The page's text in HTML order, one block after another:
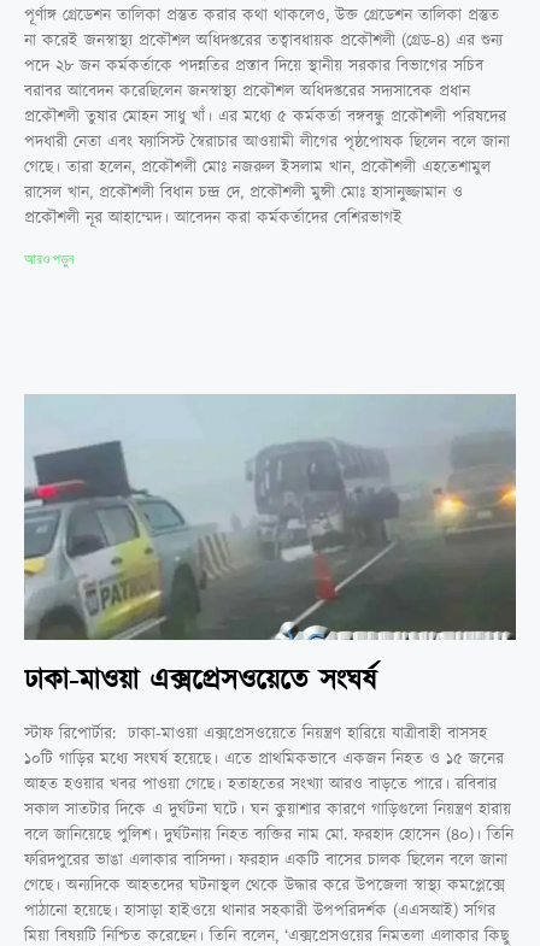
পূর্ণাঙ্গ গ্রেডেশন তালিকা প্রস্তুত করার কথা থাকলেও, উক্ত গ্রেডেশন তালিকা প্রস্তুত
না করেই জনস্বাস্থ্য প্রকৌশল অধিদপ্তরের তত্বাবধায়ক প্রকৌশলী (গ্রেড-৪) এর শুন্য
পদে ২৮ জন কর্মকর্তাকে পদন্নতির প্রস্তাব দিয়ে স্থানীয় সরকার বিভাগের সচিব
বরাবর আবেদন করেছিলেন জনস্বাস্থ্য প্রকৌশল অধিদপ্তরের সদ্যসাবেক প্রধান
প্রকৌশলী তুষার মোহন সাধু খাঁ। এর মধ্যে ৫ কর্মকর্তা বঙ্গবন্ধু প্রকৌশলী পরিষদের
পদধারী নেতা এবং ফ্যাসিস্ট স্বৈরাচার আওয়ামী লীগের পৃষ্ঠপোষক ছিলেন বলে জানা
গেছে। তারা হলেন, প্রকৌশলী মোঃ নজরুল ইসলাম খান, প্রকৌশলী এহতেশামুল
রাসেল খান, প্রকৌশলী বিধান চন্দ্র দে, প্রকৌশলী মুন্সী মোঃ হাসানুজ্জামান ও
প্রকৌশলী নূর আহাম্মেদ। আবেদন করা কর্মকর্তাদের বেশিরভাগই
আরও পড়ুন
ঢাকা-মাওয়া এক্সপ্রেসওয়েতে সংঘর্ষ
স্টাফ রিপোর্টার: ঢাকা-মাওয়া এক্সপ্রেসওয়েতে নিয়ন্ত্রণ হারিয়ে যাত্রীবাহী বাসসহ
১০টি গাড়ির মধ্যে সংঘর্ষ হয়েছে। এতে প্রাথমিকভাবে একজন নিহত ও ১৫ জনের
আহত হওয়ার খবর পাওয়া গেছে। হতাহতের সংখ্যা আরও বাড়তে পারে। রবিবার
সকাল সাতটার দিকে এ দুর্ঘটনা ঘটে। ঘন কুয়াশার কারণে গাড়িগুলো নিয়ন্ত্রণ হারায়
বলে জানিয়েছে পুলিশ। দুর্ঘটনায় নিহত ব্যক্তির নাম মো. ফরহাদ হোসেন (৪০)। তিনি
ফরিদপুরের ভাঙা এলাকার বাসিন্দা। ফরহাদ একটি বাসের চালক ছিলেন বলে জানা
গেছে। অন্যদিকে আহতদের ঘটনাস্থল থেকে উদ্ধার করে উপজেলা স্বাস্থ্য কমপ্লেক্সে
পাঠানো হয়েছে। হাসাড়া হাইওয়ে থানার সহকারী উপপরিদর্শক (এএসআই) সগির
মিয়া বিষয়টি নিশ্চিত করেছেন। তিনি বলেন, ‘এক্সপ্রেসওয়ের নিমতলা এলাকার কিছু